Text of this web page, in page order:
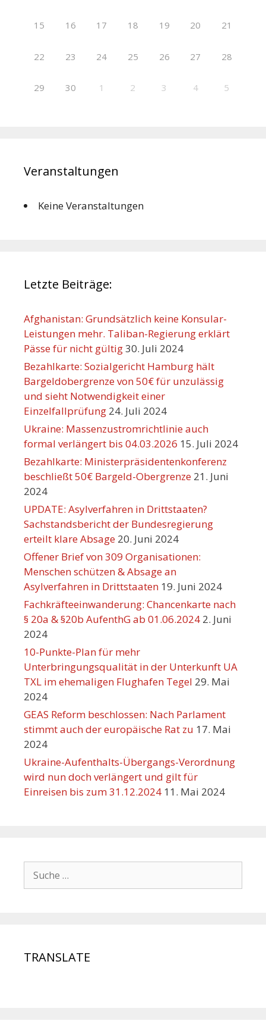
15 16 17 18 19 20 21
22 23 24 25 26 27 28
29 30 1 2 3 4 5
Veranstaltungen
Keine Veranstaltungen
Letzte Beiträge:
Afghanistan: Grundsätzlich keine Konsular-
Leistungen mehr. Taliban-Regierung erklärt
Pässe für nicht gültig30. Juli 2024
Bezahlkarte: Sozialgericht Hamburg hält
Bargeldobergrenze von 50€ für unzulässig
und sieht Notwendigkeit einer
Einzelfallprüfung 24. Juli 2024
Ukraine: Massenzustromrichtlinie auch
formal verlängert bis 04.03.2026 15. Juli 2024
Bezahlkarte: Ministerpräsidentenkonferenz
beschließt 50€ Bargeld-Obergrenze 21. Juni
2024
UPDATE: Asylverfahren in Drittstaaten?
Sachstandsbericht der Bundesregierung
erteilt klare Absage 20. Juni 2024
Offener Brief von 309 Organisationen:
Menschen schützen & Absage an
Asylverfahren in Drittstaaten 19. Juni 2024
Fachkräfteeinwanderung: Chancenkarte nach
§ 20a & §20b AufenthG ab 01.06.2024 2. Juni
2024
10-Punkte-Plan für mehr
Unterbringungsqualität in der Unterkunft UA
TXL im ehemaligen Flughafen Tegel 29. Mai
2024
GEAS Reform beschlossen: Nach Parlament
stimmt auch der europäische Rat zu 17. Mai
2024
Ukraine-Aufenthalts-Übergangs-Verordnung
wird nun doch verlängert und gilt für
Einreisen bis zum 31.12.2024 11. Mai 2024
TRANSLATE